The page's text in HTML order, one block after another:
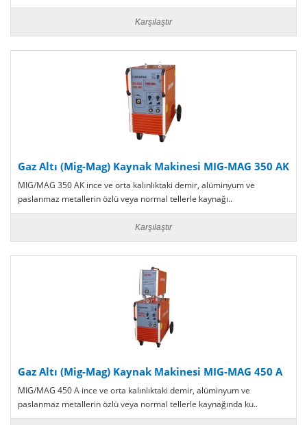
Karşılaştır
Gaz Altı (Mig-Mag) Kaynak Makinesi MIG-MAG 350 AK
MIG/MAG 350 AK ince ve orta kalınlıktaki demir, alüminyum ve
paslanmaz metallerin özlü veya normal tellerle kaynağı..
Karşılaştır
Gaz Altı (Mig-Mag) Kaynak Makinesi MIG-MAG 450 A
MIG/MAG 450 A ince ve orta kalınlıktaki demir, alüminyum ve
paslanmaz metallerin özlü veya normal tellerle kaynağında ku..